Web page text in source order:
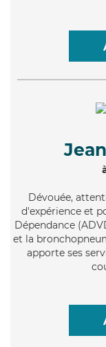
Dévouée,
d'expérience et
Dépendance
et la
apporte ses